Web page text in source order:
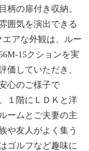
柄の扉付き収納。
囲気を演出できる
アな外観は、ルー
15クションを実
価していただき、
心のご様子で
１階にＬＤＫと洋
ームとご夫妻の主
や友人がよく集う
ゴルフなど趣味に